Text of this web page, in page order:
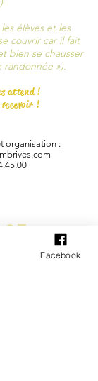
élèves et les
couvrir car il fait
bien se chausser
randonnée »).
attend !
recevoir !
organisation :
Facebook